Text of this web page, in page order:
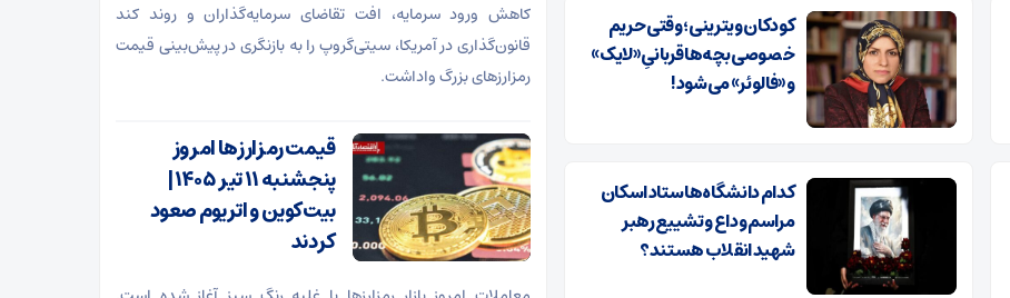
کودکان ویترینی؛ وقتی حریم
خصوصی بچه‌ها قربانیِ «لایک»
و «فالوئر» می‌شود!
کدام دانشگاه‌ها ستاد اسکان
مراسم وداع و تشییع رهبر
شهید انقلاب هستند؟
کاهش ورود سرمایه، افت تقاضای سرمایه‌گذاران و روند کند
قانون‌گذاری در آمریکا، سیتی‌گروپ را به بازنگری در پیش‌بینی قیمت
رمزارزهای بزرگ واداشت.
قیمت رمزارزها امروز
پنجشنبه ۱۱ تیر ۱۴۰۵ |
بیت‌کوین و اتریوم صعود
کردند